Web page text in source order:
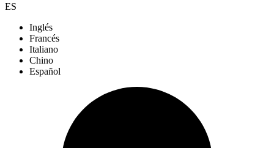
ES
Inglés
Francés
Italiano
Chino
Español